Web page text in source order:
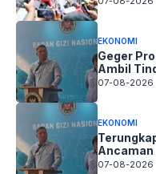
EKONOMI
Geger
Ambil
07-08-2026 -
EKONOMI
Ancaman
07-08-2026